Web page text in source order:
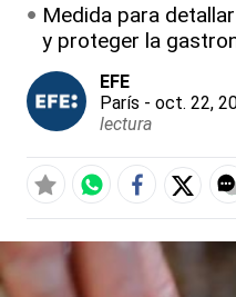
Medida para
y proteger la
EFE
París - oct. 22,
lectura